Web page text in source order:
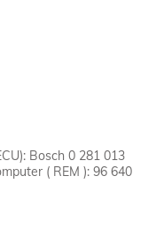
Bosch 0 281 013
( REM ): 96 640